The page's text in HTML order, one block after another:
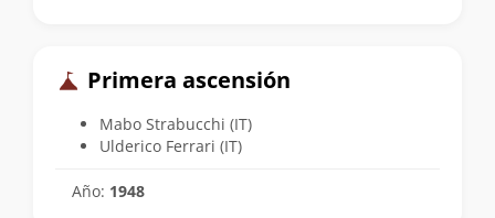
Primera ascensión
Mabo Strabucchi (IT)
Ulderico Ferrari (IT)
Año: 1948